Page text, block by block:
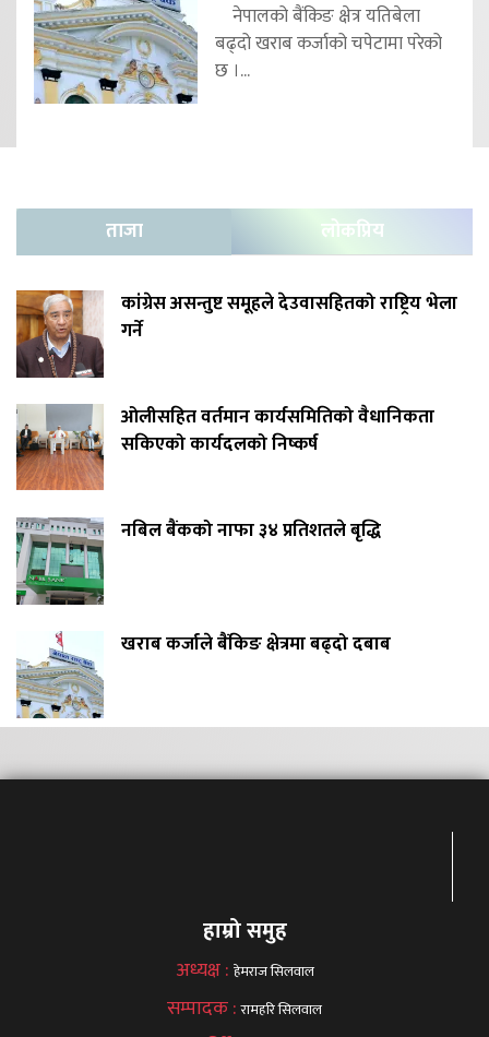
नेपालको बैंकिङ क्षेत्र यतिबेला
बढ्दो खराब कर्जाको चपेटामा परेको
छ ।...
ताजा लोकप्रिय
कांग्रेस असन्तुष्ट समूहले देउवासहितको राष्ट्रिय भेला
गर्ने
ओलीसहित वर्तमान कार्यसमितिको वैधानिकता
सकिएको कार्यदलको निष्कर्ष
नबिल बैंकको नाफा ३४ प्रतिशतले बृद्धि
खराब कर्जाले बैंकिङ क्षेत्रमा बढ्दो दबाब
हाम्रो समुह
अध्यक्ष : हेमराज सिलवाल
सम्पादक :रामहरि सिलवाल